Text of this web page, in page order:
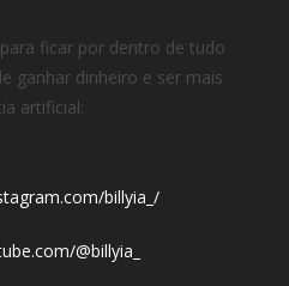
ficar por dentro de tudo
ganhar dinheiro e ser mais
artificial:
billyia_/
@billyia_